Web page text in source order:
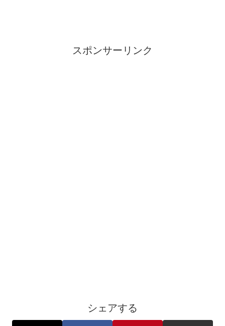
スポンサーリンク
シェアする